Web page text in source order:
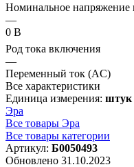
Номинальное напряжение
—
0 В
Род тока включения
—
Переменный ток (AC)
Все характеристики
Единица измерения: штук
Эра
Все товары Эра
Все товары категории
Артикул: Б0050493
Обновлено 31.10.2023